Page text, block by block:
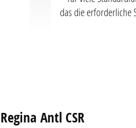
das die erforderliche
Regina Antl CSR